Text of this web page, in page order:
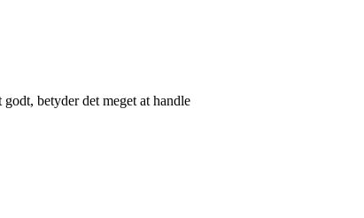
betyder det meget at handle